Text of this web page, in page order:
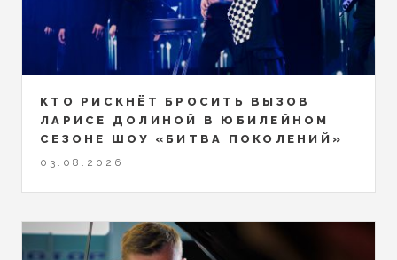
КТО РИСКНЁТ БРОСИТЬ ВЫЗОВ
ЛАРИСЕ ДОЛИНОЙ В ЮБИЛЕЙНОМ
СЕЗОНЕ ШОУ «БИТВА ПОКОЛЕНИЙ»
03.08.2026